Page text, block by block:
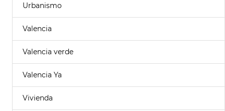
Urbanismo
Valencia
Valencia verde
Valencia Ya
Vivienda